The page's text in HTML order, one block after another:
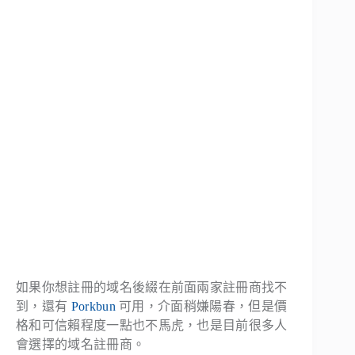
如果你想註冊的域名後綴在前面兩家註冊商找不
到，還有 Porkbun 可用，介面稍嫌陽春，但是價
格和可信賴程度一點也不馬虎，也是目前很多人
會選擇的域名註冊商。